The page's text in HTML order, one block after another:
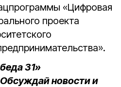
«Цифровая
проекта
31»
новости и